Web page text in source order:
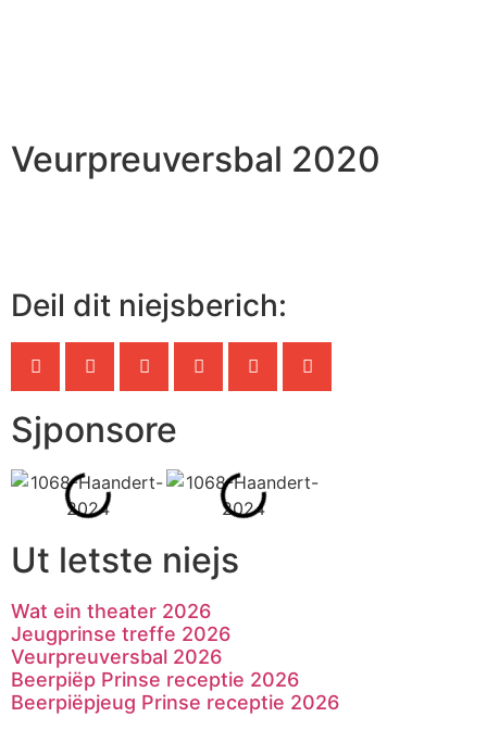
Veurpreuversbal 2020
Deil dit niejsberich:
Sjponsore
Ut letste niejs
Wat ein theater 2026
Jeugprinse treffe 2026
Veurpreuversbal 2026
Beerpiëp Prinse receptie 2026
Beerpiëpjeug Prinse receptie 2026